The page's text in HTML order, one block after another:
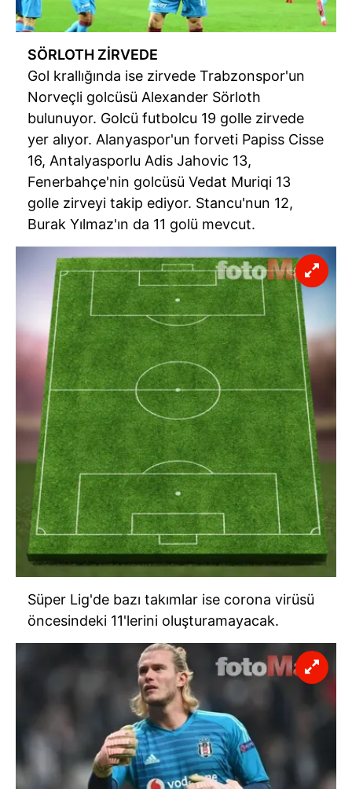
SÖRLOTH ZİRVEDE
Gol krallığında ise zirvede Trabzonspor'un
Norveçli golcüsü Alexander Sörloth
bulunuyor. Golcü futbolcu 19 golle zirvede
yer alıyor. Alanyaspor'un forveti Papiss Cisse
16, Antalyasporlu Adis Jahovic 13,
Fenerbahçe'nin golcüsü Vedat Muriqi 13
golle zirveyi takip ediyor. Stancu'nun 12,
Burak Yılmaz'ın da 11 golü mevcut.
Süper Lig'de bazı takımlar ise corona virüsü
öncesindeki 11'lerini oluşturamayacak.